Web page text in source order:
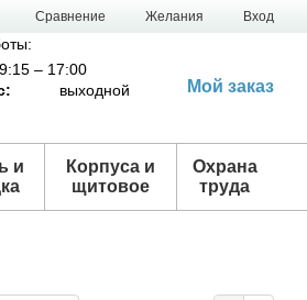
Сравнение Желания Вход
– 17:00
выходной Мой заказ
и
Корпуса и
щитовое
Охрана
труда